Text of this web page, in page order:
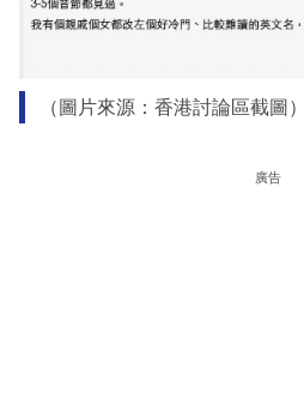
（圖片來源：香港討論區截圖）
廣告